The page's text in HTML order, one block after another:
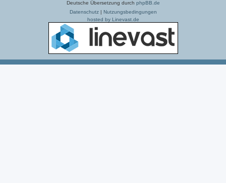
Deutsche Übersetzung durch phpBB.de
Datenschutz| Nutzungsbedingungen
hosted by Linevast.de